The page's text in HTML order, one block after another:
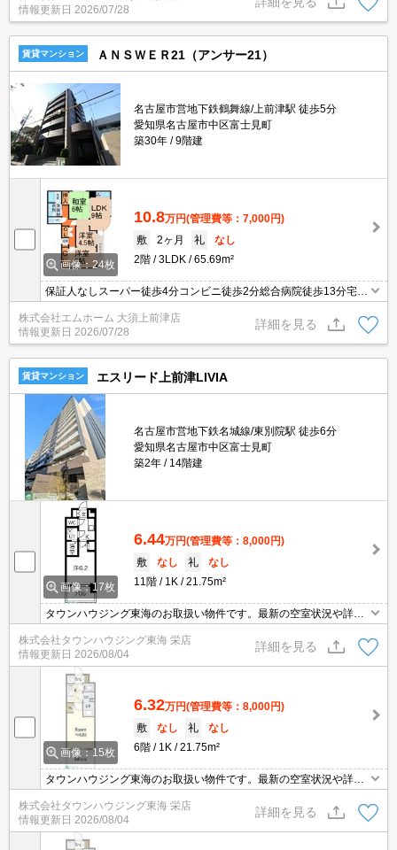
情報更新日 2026/07/28
賃貸マンション ＡＮＳＷＥＲ21（アンサー21）
名古屋市営地下鉄鶴舞線/上前津駅 徒歩5分
愛知県名古屋市中区富士見町
築30年
9階建
画像：24枚
10.8万円(管理費等：7,000円)
敷
2ヶ月 礼
なし
2階
3LDK 65.69m²
保証人なしスーパー徒歩4分コンビニ徒歩2分総合病院徒歩13分宅配
ＢＯＸ付
株式会社エムホーム 大須上前津店
情報更新日 2026/07/28
詳細を見る
賃貸マンション エスリード上前津LIVIA
名古屋市営地下鉄名城線/東別院駅 徒歩6分
愛知県名古屋市中区富士見町
築2年
14階建
画像：17枚
6.44万円(管理費等：8,000円)
敷
なし 礼
なし
11階
1K 21.75m²
タウンハウジング東海のお取扱い物件です。最新の空室状況や詳細
などお気軽にお問い合わせください。
株式会社タウンハウジング東海 栄店
情報更新日 2026/08/04
詳細を見る
画像：15枚
6.32万円(管理費等：8,000円)
敷
なし 礼
なし
6階
1K 21.75m²
タウンハウジング東海のお取扱い物件です。最新の空室状況や詳細
などお気軽にお問い合わせください。
株式会社タウンハウジング東海 栄店
情報更新日 2026/08/04
詳細を見る